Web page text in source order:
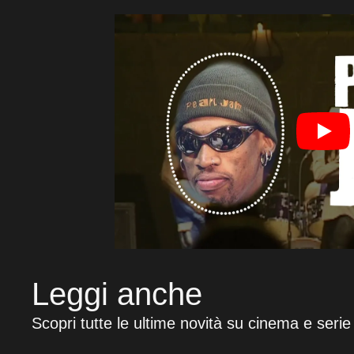
Leggi anche
Scopri tutte le ultime novità su cinema e serie